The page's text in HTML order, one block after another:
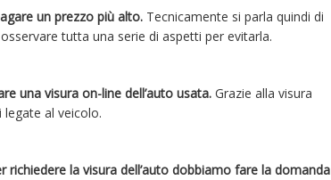
un prezzo più alto. Tecnicamente si parla quindi di
tutta una serie di aspetti per evitarla.
una visura on-line dell’auto usata. Grazie alla visura
al veicolo.
richiedere la visura dell’auto dobbiamo fare la domanda